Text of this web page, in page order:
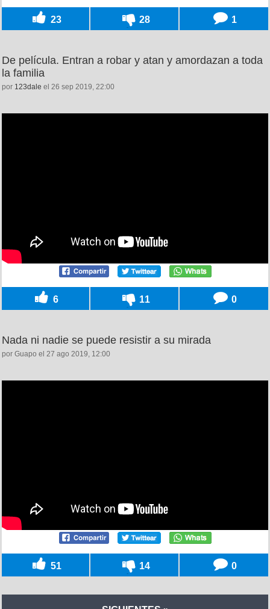
23 28 1
De película. Entran a robar y atan y amordazan a toda
la familia
por 123dale el 26 sep 2019, 22:00
6 11 0
Nada ni nadie se puede resistir a su mirada
por Guapo el 27 ago 2019, 12:00
51 14 0